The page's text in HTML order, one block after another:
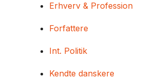
Erhverv & Profession
Forfattere
Int. Politik
Kendte danskere